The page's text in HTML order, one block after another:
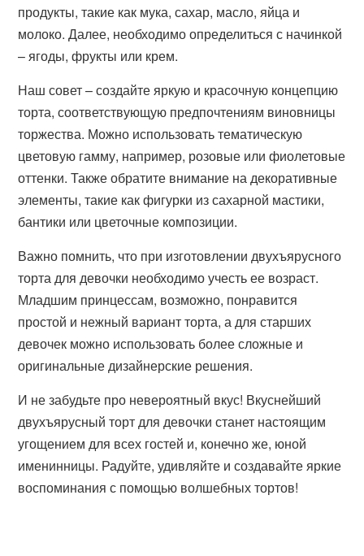
продукты, такие как мука, сахар, масло, яйца и
молоко. Далее, необходимо определиться с начинкой
– ягоды, фрукты или крем.
Наш совет – создайте яркую и красочную концепцию
торта, соответствующую предпочтениям виновницы
торжества. Можно использовать тематическую
цветовую гамму, например, розовые или фиолетовые
оттенки. Также обратите внимание на декоративные
элементы, такие как фигурки из сахарной мастики,
бантики или цветочные композиции.
Важно помнить, что при изготовлении двухъярусного
торта для девочки необходимо учесть ее возраст.
Младшим принцессам, возможно, понравится
простой и нежный вариант торта, а для старших
девочек можно использовать более сложные и
оригинальные дизайнерские решения.
И не забудьте про невероятный вкус! Вкуснейший
двухъярусный торт для девочки станет настоящим
угощением для всех гостей и, конечно же, юной
именинницы. Радуйте, удивляйте и создавайте яркие
воспоминания с помощью волшебных тортов!